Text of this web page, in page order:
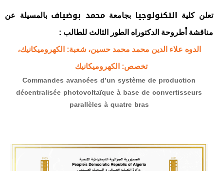
تعلن كلية التكنولوجيا بجامعةمحمد بوضياف بالمسيلة عن
مناقشة أطروحة الدكتوراه الطور الثالث للطالب :
الدوه علاء الدين محمد محمد حسين، شعبة: الكهروميكانيك،
تخصص: الكهروميكانيك
Commandes avancées d’un système de production
décentralisée photovoltaïque à base de convertisseurs
parallèles à quatre bras